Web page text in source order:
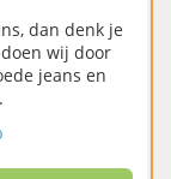
dan denk je
wij door
jeans en